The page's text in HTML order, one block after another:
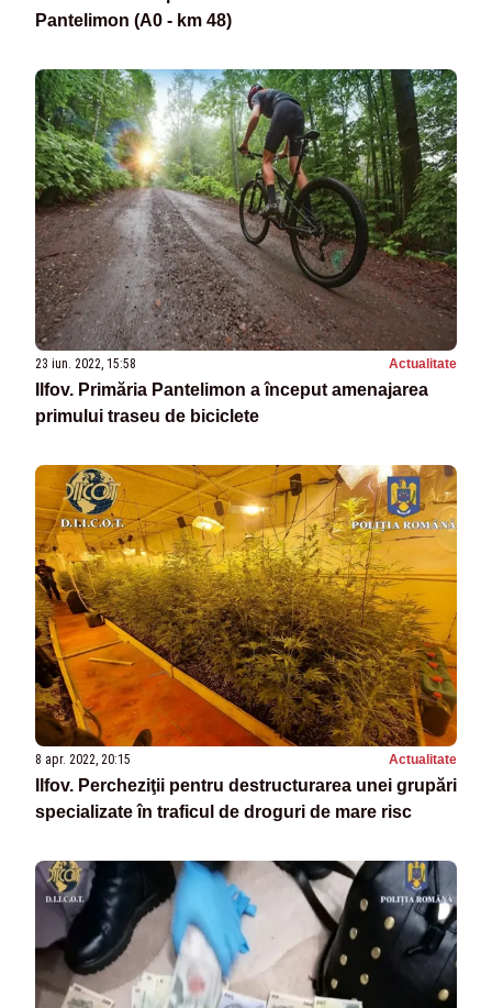
Pantelimon (A0 - km 48)
23 iun. 2022, 15:58 Actualitate
Ilfov. Primăria Pantelimon a început amenajarea
primului traseu de biciclete
8 apr. 2022, 20:15 Actualitate
Ilfov. Percheziţii pentru destructurarea unei grupări
specializate în traficul de droguri de mare risc